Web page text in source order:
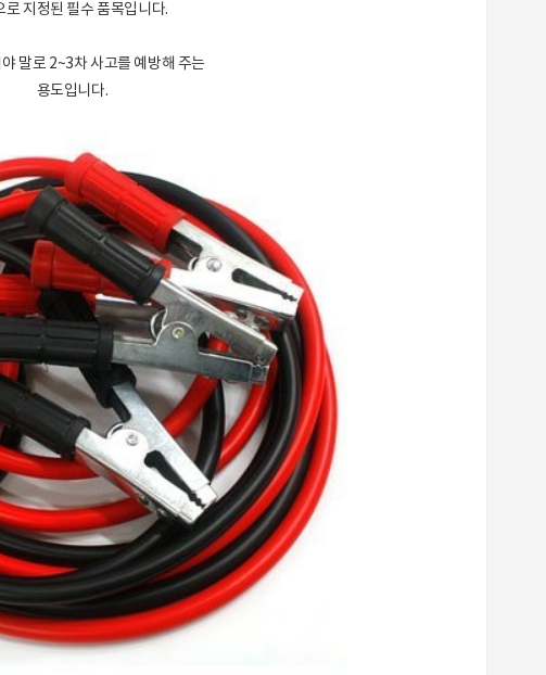
로 지정된 필수 품목입니다.
말로 2~3차 사고를 예방해 주는
용도입니다.